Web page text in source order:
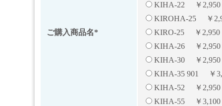
ご購入商品名*
KIHA-22 ￥
KIROHA-25 ￥
KIRO-25 ￥2,950
KIHA-26 ￥2,950
KIHA-30 ￥2,950
KIHA-35 901 ￥
KIHA-52 ￥2,950
KIHA-55 ￥3,100